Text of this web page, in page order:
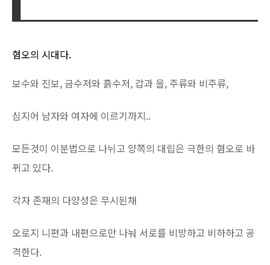
혐오의 시대다.
보수와 진보, 금수저와 흙수저, 갑과 을, 주류와 비주류,
심지어 남자와 여자에 이르기까지..
모든것이 이분법으로 나뉘고 양쪽의 대립은 극한의 혐오로 바
뀌고 있다.
각자 존재의 다양성은 무시된채
오로지 니편과 내편으로만 나눠 서로를 비방하고 비하하고 공
격한다.